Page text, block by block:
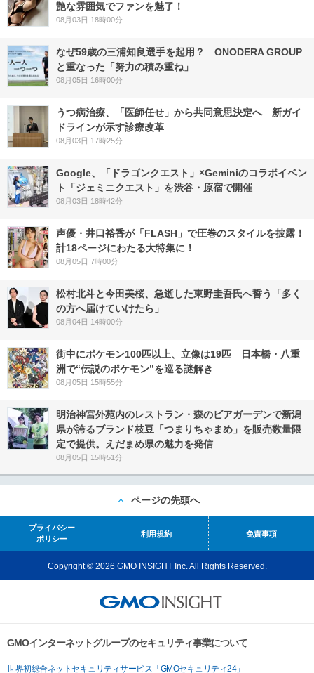
艶な雰囲気でファンを魅了！
08月03日 18時00分
なぜ59歳の三浦知良選手を起用？ ONODERA GROUP
と重なった「努力の積み重ね」
08月05日 16時00分
うつ病治療、「医師任せ」から共同意思決定へ 新ガイ
ドラインが示す診療改革
08月03日 17時25分
Google、「ドラゴンクエスト」×Geminiのコラボイベン
ト「ジェミニクエスト」を渋谷・原宿で開催
08月03日 18時42分
声優・井口裕香が「FLASH」で圧巻のスタイルを披露！
計18ページにわたる大特集に！
08月05日 7時00分
松村北斗と今田美桜、急逝した東野圭吾氏へ誓う「多く
の方へ届けていけたら」
08月04日 14時00分
街中にポケモン100匹以上、立像は19匹 日本橋・八重
洲で“伝説のポケモン”を巡る謎解き
08月05日 15時55分
明治神宮外苑内のレストラン・森のビアガーデンで新潟
県が誇るブランド枝豆「つまりちゃまめ」を販売数量限
定で提供。えだまめ県の魅力を発信
08月05日 15時51分
ページの先頭へ
プライバシー
ポリシー
利用規約 免責事項
Copyright © 2026 GMO INSIGHT Inc. All Rights Reserved.
GMOインターネットグループのセキュリティ事業について
世界初総合ネットセキュリティサービス「GMOセキュリティ24」